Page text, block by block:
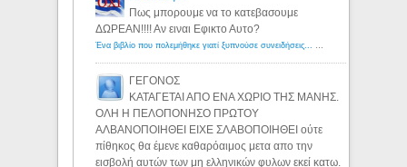
Πως μπορουμε να το κατεβασουμε
ΔΩΡΕΑΝ!!!! Αν ειναι Εφικτο Αυτο?
Ένα βιβλίο που πολεμήθηκε γιατί ξυπνούσε συνειδήσεις... - Λόγιος Ερμής | Η γνώση ξεκινάει με την αναζήτηση...
ΓΕΓΟΝΟΣ
ΚΑΤΑΓΕΤΑΙ ΑΠΟ ΕΝΑ ΧΩΡΙΟ ΤΗΣ ΜΑΝΗΣ.
ΟΛΗ Η ΠΕΛΟΠΟΝΗΣΟ ΠΡΩΤΟΥ
ΑΛΒΑΝΟΠΟΙΗΘΕΙ ΕΙΧΕ ΣΛΑΒΟΠΟΙΗΘΕΙ ούτε
πίθηκος θα έμενε καθαρόαιμος μετα απο την
εισβολή αυτών των μη ελληνικών φυλων εκεί κατω.